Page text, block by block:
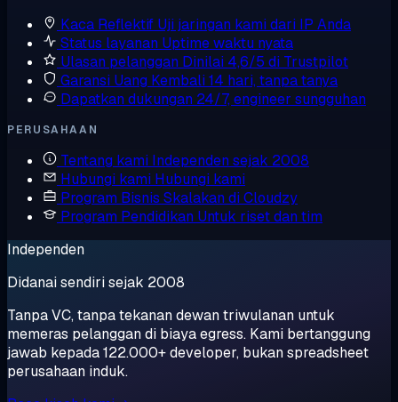
Kaca Reflektif Uji jaringan kami dari IP Anda
Status layanan Uptime waktu nyata
Ulasan pelanggan Dinilai 4,6/5 di Trustpilot
Garansi Uang Kembali 14 hari, tanpa tanya
Dapatkan dukungan 24/7, engineer sungguhan
PERUSAHAAN
Tentang kami Independen sejak 2008
Hubungi kami Hubungi kami
Program Bisnis Skalakan di Cloudzy
Program Pendidikan Untuk riset dan tim
Independen
Didanai sendiri sejak 2008
Tanpa VC, tanpa tekanan dewan triwulanan untuk
memeras pelanggan di biaya egress. Kami bertanggung
jawab kepada 122.000+ developer, bukan spreadsheet
perusahaan induk.